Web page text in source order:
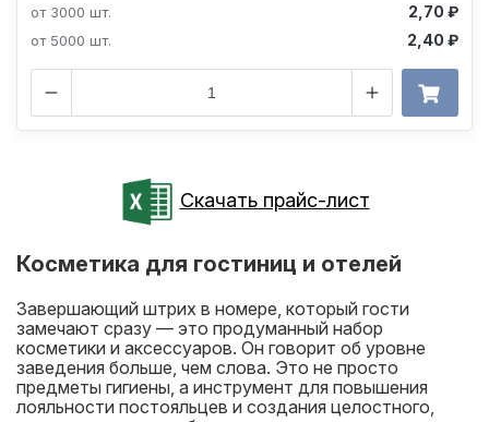
от 3000 шт. 2,70 ₽
от 5000 шт. 2,40 ₽
Скачать прайс-лист
Косметика для гостиниц и отелей
Завершающий штрих в номере, который гости
замечают сразу — это продуманный набор
косметики и аксессуаров. Он говорит об уровне
заведения больше, чем слова. Это не просто
предметы гигиены, а инструмент для повышения
лояльности постояльцев и создания целостного,